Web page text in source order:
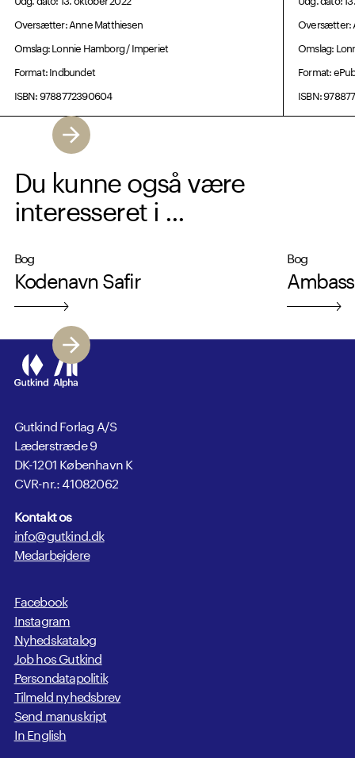
Oversætter: Anne Matthiesen
Omslag: Lonnie Hamborg / Imperiet
Format: Indbundet
ISBN: 9788772390604
Oversætter:
Omslag:
Format:
ISBN:
Du kunne også være
interesseret i ...
Bog
Kodenavn Safir
Bog
Gutkind Forlag A/S
Læderstræde 9
DK-1201 København K
CVR-nr.: 41082062
Kontakt os
info@gutkind.dk
Medarbejdere
Facebook
Instagram
Nyhedskatalog
Job hos Gutkind
Persondatapolitik
Tilmeld nyhedsbrev
Send manuskript
In English